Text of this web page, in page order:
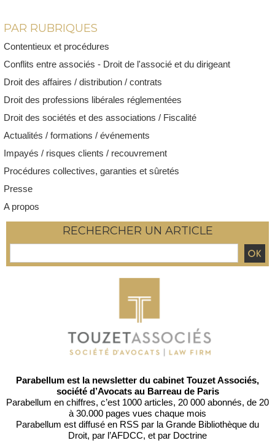
PAR RUBRIQUES
Contentieux et procédures
Conflits entre associés - Droit de l'associé et du dirigeant
Droit des affaires / distribution / contrats
Droit des professions libérales réglementées
Droit des sociétés et des associations / Fiscalité
Actualités / formations / événements
Impayés / risques clients / recouvrement
Procédures collectives, garanties et sûretés
Presse
A propos
RECHERCHER UN ARTICLE
Parabellum est la newsletter du cabinet Touzet Associés,
société d’Avocats au Barreau de Paris
Parabellum en chiffres, c’est 1000 articles, 20 000 abonnés, de 20
à 30.000 pages vues chaque mois
Parabellum est diffusé en RSS par la Grande Bibliothèque du
Droit, par l’AFDCC, et par Doctrine